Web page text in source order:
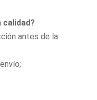
calidad?
antes de la